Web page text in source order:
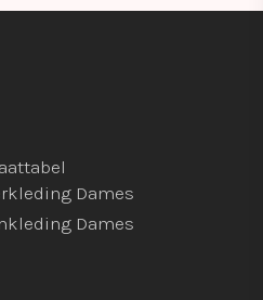
Dames
Dames